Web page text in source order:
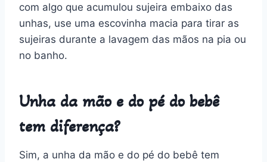
com algo que acumulou sujeira embaixo das
unhas, use uma escovinha macia para tirar as
sujeiras durante a lavagem das mãos na pia ou
no banho.
Unha da mão e do pé do bebê
tem diferença?
Sim, a unha da mão e do pé do bebê tem